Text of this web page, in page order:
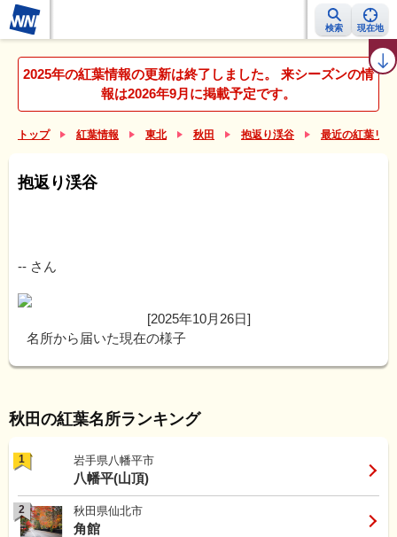
検索 現在地
紅葉レーダー 紅葉ニュース 京都 見頃カレンダー 名所ランキング
2025年の紅葉情報の更新は終了しました。 来シーズンの情
報は2026年9月に掲載予定です。
トップ 紅葉情報 東北 秋田 抱返り渓谷 最近の紅葉リ
抱返り渓谷
-- さん
[2025年10月26日]
名所から届いた現在の様子
秋田の紅葉名所ランキング
1 岩手県八幡平市
八幡平(山頂)
2 秋田県仙北市
角館